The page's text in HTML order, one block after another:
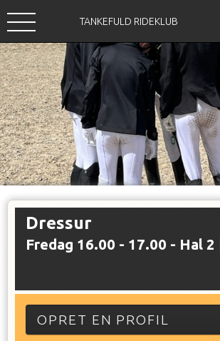
TANKEFULD RIDEKLUB
Dressur
Fredag 16.00 - 17.00 - Hal 2 |
OPRET EN PROFIL